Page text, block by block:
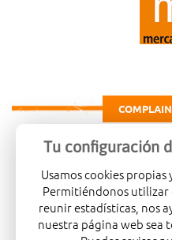
Carretera de Madrid
966081001
Tu configuración
Usamos cookies propias
Permitiéndonos utilizar
reunir estadísticas, nos
nuestra página web sea